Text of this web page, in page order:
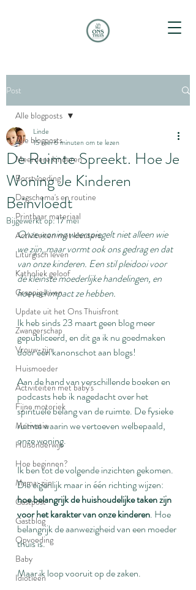
Post
Alle blogposts
Meerdere kinderen
Borstvoeding
Dagschema's en routine
Printbaar materiaal
Activiteiten met kleuters
Liturgisch leven
Katholiek geloof
Grappig leven
Update uit het Ons Thuisfront
Zwangerschap
Vrouw-zijn
Huismoeder
Activiteiten met baby's
Fijne motoriek
Motivatie
Huisonderwijs
Hoe beginnen?
Mama-zijn
Gastpost
Gastblog
Opvoeding
Baby
Idiotieën
Alle blogposts
De Ruimte Spreekt. Hoe Je
Woning Je Kinderen
Beïnvloedt
Linde
15 mei6 minuten om te lezen
Bijgewerkt op:17 mei
Onze woning weerspiegelt niet alleen wie
we zijn, maar vormt ook ons gedrag en dat
van onze kinderen. Een stil pleidooi voor
de kleinste moederlijke handelingen, en
hoeveel impact ze hebben.
Ik heb sinds 23 maart geen blog meer
gepubliceerd, en dit ga ik nu goedmaken
door een kanonschot aan blogs!
Aan de hand van verschillende boeken en
podcasts heb ik nagedacht over het
spirituele belang van de ruimte. De fysieke
ruimte waarin we vertoeven welbepaald,
onze woning.
Ik ben tot de volgende inzichten gekomen.
Die eigenlijk maar in één richting wijzen:
hoe belangrijk de huishoudelijke taken zijn
voor het karakter van onze kinderen. Hoe
belangrijk de aanwezigheid van een moeder
thuis is.
Maar ik loop vooruit op de zaken.